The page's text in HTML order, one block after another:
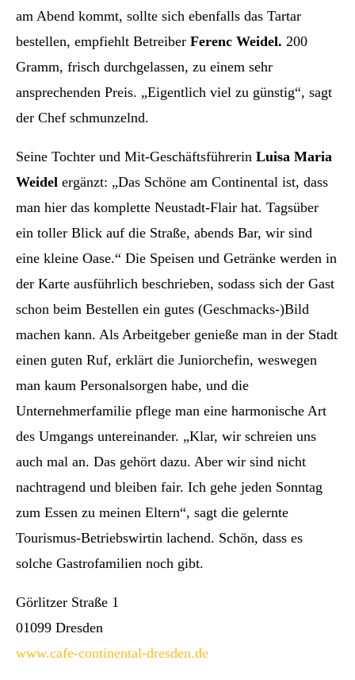
am Abend kommt, sollte sich ebenfalls das Tartar
bestellen, empfiehlt Betreiber Ferenc Weidel. 200
Gramm, frisch durchgelassen, zu einem sehr
ansprechenden Preis. „Eigentlich viel zu günstig“, sagt
der Chef schmunzelnd.
Seine Tochter und Mit-Geschäftsführerin Luisa Maria
Weidel ergänzt: „Das Schöne am Continental ist, dass
man hier das komplette Neustadt-Flair hat. Tagsüber
ein toller Blick auf die Straße, abends Bar, wir sind
eine kleine Oase.“ Die Speisen und Getränke werden in
der Karte ausführlich beschrieben, sodass sich der Gast
schon beim Bestellen ein gutes (Geschmacks-)Bild
machen kann. Als Arbeitgeber genieße man in der Stadt
einen guten Ruf, erklärt die Juniorchefin, weswegen
man kaum Personalsorgen habe, und die
Unternehmerfamilie pflege man eine harmonische Art
des Umgangs untereinander. „Klar, wir schreien uns
auch mal an. Das gehört dazu. Aber wir sind nicht
nachtragend und bleiben fair. Ich gehe jeden Sonntag
zum Essen zu meinen Eltern“, sagt die gelernte
Tourismus-Betriebswirtin lachend. Schön, dass es
solche Gastrofamilien noch gibt.
Görlitzer Straße 1
01099 Dresden
www.cafe-continental-dresden.de